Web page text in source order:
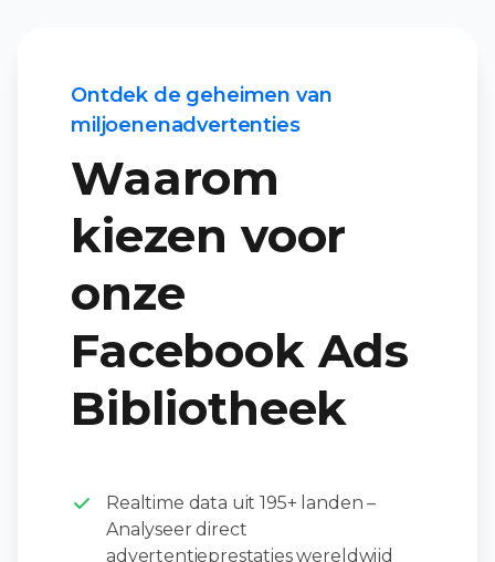
Ontdek de geheimen van
miljoenenadvertenties
Waarom
kiezen voor
onze
Facebook Ads
Bibliotheek
Realtime data uit 195+ landen –
Analyseer direct
advertentieprestaties wereldwijd